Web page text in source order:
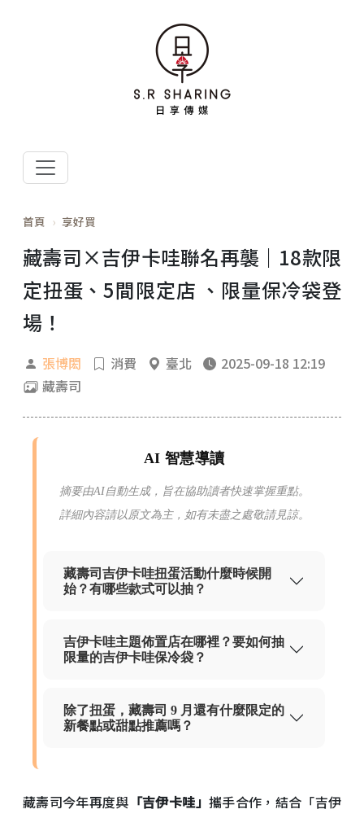
首頁 享好買
藏壽司×吉伊卡哇聯名再襲｜18款限
定扭蛋、5間限定店 、限量保冷袋登
場！
張博閎 消費 臺北
2025-09-18 12:19
藏壽司
AI 智慧導讀
摘要由AI自動生成，旨在協助讀者快速掌握重點。
詳細內容請以原文為主，如有未盡之處敬請見諒。
藏壽司吉伊卡哇扭蛋活動什麼時候開
始？有哪些款式可以抽？
吉伊卡哇主題佈置店在哪裡？要如何抽
限量的吉伊卡哇保冷袋？
除了扭蛋，藏壽司 9 月還有什麼限定的
新餐點或甜點推薦嗎？
藏壽司今年再度與 「吉伊卡哇」 攜手合作，結合「吉伊